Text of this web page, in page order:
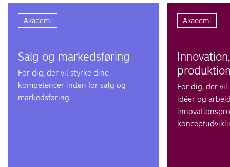
Akademi
Salg og markeds­føring
For dig, der vil styrke dine
kompetencer inden for salg og
markedsføring.
Akademi
For dig, der
idéer og